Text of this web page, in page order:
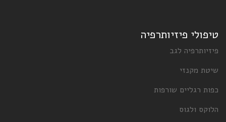
טיפולי פיזיותרפיה
פיזיותרפיה לגב
שיטת מקנזי
כפות רגליים שורפות
הלוקס ולגוס